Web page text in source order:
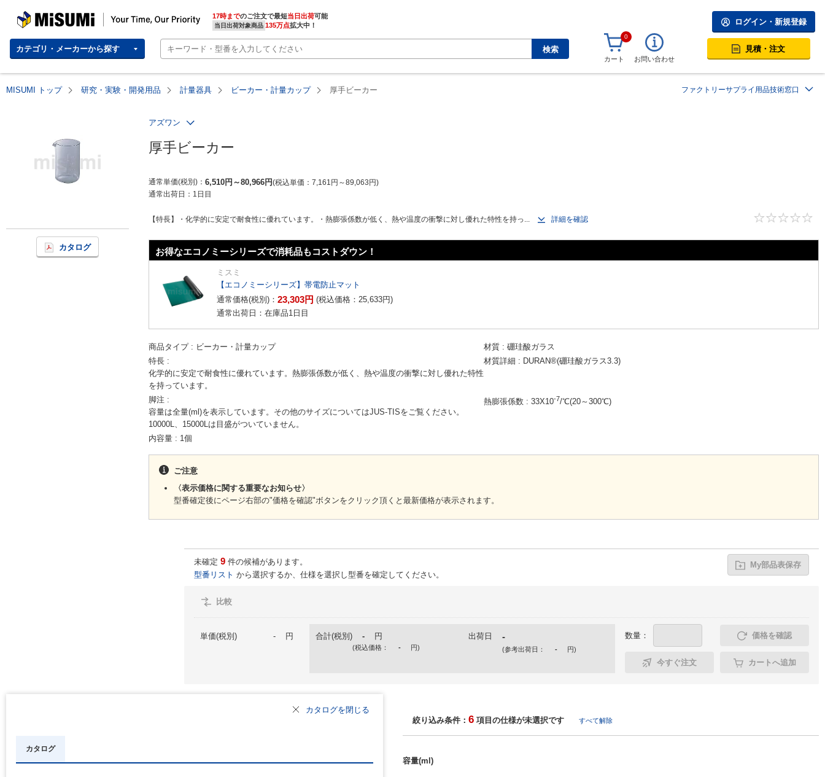
MISUMI | Your Time, Our Priority 17時までのご注文で最短当日出荷
当日出荷対象商品 135万点拡大中！
カテゴリ・メーカーから探す 検索
ログイン・新規登録
0
カート お問い合わせ
見積・注文
MISUMI トップ 研究・実験・開発用品 計量器具 ビーカー・計量カップ 厚手ビーカー ファクトリーサプライ用品技術窓口
カタログ
アズワン
厚手ビーカー
通常単価(税別) 6,510円 ～80,966円 税込単価 7,161 円 ～89,063円
通常出荷日： 1日目
【特長】・化学的に安定で耐食性に優れています。・熱膨張係数が低く、熱や温度の衝撃に対し優れた特性を持っ... 詳細を確認
お得なエコノミーシリーズで消耗品もコストダウン！
ミスミ
【エコノミーシリーズ】帯電防止マット
通常価格(税別)： 23,303円 (税込価格： 25,633円)
通常出荷日：在庫品1日目
商品タイプ ビーカー・計量カップ 材質
硼珪酸ガラス
特長
化学的に安定で耐食性に優れています。熱膨張係数が低く、熱や温度の衝撃に対し優れた特性
を持っています。
材質詳細 DURAN®(硼珪酸ガラス3.3)
脚注
容量は全量(ml)を表示しています。その他のサイズについてはJUS-TISをご覧ください。
10000L、15000Lは目盛がついていません。
熱膨張係数 33X10-7/℃(20～300℃)
内容量 1個
ご注意
〈表示価格に関する重要なお知らせ〉
型番確定後にページ右部の"価格を確認"ボタンをクリック頂くと最新価格が表示されます。
未確定 9 件の候補があります。
型番リスト から選択するか、仕様を選択し型番を確定してください。
My部品表保存
比較
単価(税別) - 円 合計(税別) - 円
(税込価格： - 円)
出荷日 -
(参考出荷日： - 円)
数量： 価格を確認
今すぐ注文 カートへ追加
カタログを閉じる
カタログ
絞り込み条件： 6 項目の仕様が未選択です すべて解除
容量(ml)